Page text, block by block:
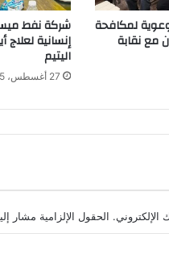
لمكافحة
مع نقابة
شركة نفط
إنسانية
اليتيم
27 أغسطس، 2025
الحقول الإلزامية مشار